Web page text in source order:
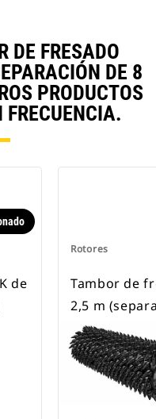
DE FRESADO
DE 8
PRODUCTOS
FRECUENCIA.
de
Rotores
Tambor de
2,5 m